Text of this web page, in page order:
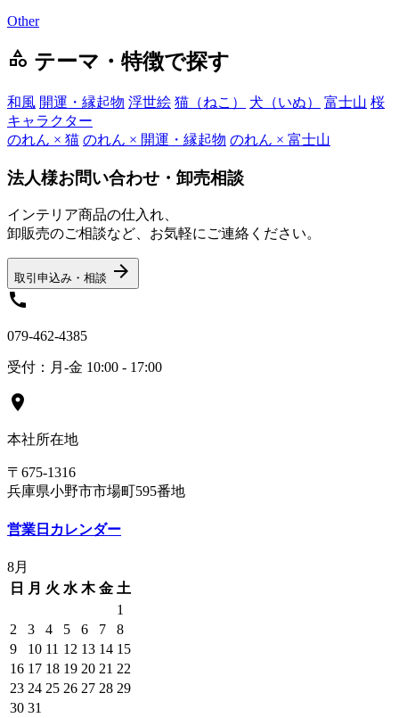
Other
category テーマ・特徴で探す
和風 開運・縁起物 浮世絵 猫（ねこ） 犬（いぬ） 富士山 桜
キャラクター
のれん × 猫 のれん × 開運・縁起物 のれん × 富士山
法人様お問い合わせ・卸売相談
インテリア商品の仕入れ、
卸販売のご相談など、お気軽にご連絡ください。
取引申込み・相談 arrow_forward
call
079-462-4385
受付：月-金 10:00 - 17:00
location_on
本社所在地
〒675-1316
兵庫県小野市市場町595番地
営業日カレンダー
8月
日
月 火 水 木 金 土
1
2
3 4 5 6 7
8
9
10 11 12 13 14 15
16 17 18 19 20 21 22
23 24 25 26 27 28 29
30 31